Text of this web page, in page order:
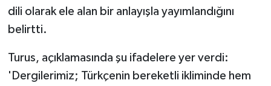
dili olarak ele alan bir anlayışla yayımlandığını
belirtti.
Turus, açıklamasında şu ifadelere yer verdi:
'Dergilerimiz; Türkçenin bereketli ikliminde hem